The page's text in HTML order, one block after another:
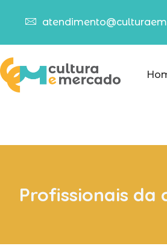
Profissionais